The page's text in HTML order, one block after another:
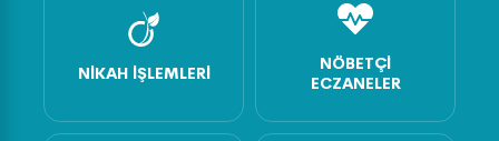
NIKAH İŞLEMLERI
NÖBETÇI
ECZANELER